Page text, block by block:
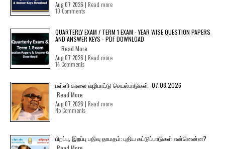
Aug 07 2026 | Read more
10 Comments
QUARTERLY EXAM / TERM 1 EXAM - YEAR WISE QUESTION PAPERS
AND ANSWER KEYS - PDF DOWNLOAD
Read More
Aug 07 2026 | Read more
14 Comments
பள்ளி காலை வழிபாட்டு செயல்பாடுகள் -07.08.2026
Read More
Aug 07 2026 | Read more
No Comments
பிறப்பு, இறப்பு பதிவு தாமதம்: புதிய கட்டுப்பாடுகள் என்னென்ன?